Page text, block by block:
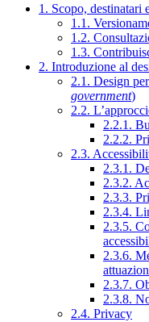
1. Scopo, destinatari
1.1.
1.2.
1.3.
2. Introduzione al
2.1. Design
government)
2.2.
2.2.1.
2.2.2.
2.3.
2.3.1.
2.3.2.
2.3.3.
2.3.4.
2.3.5.
2.3.6.
2.3.7.
2.3.8.
2.4. Privacy